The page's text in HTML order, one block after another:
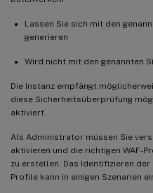
Lassen Sie sich mit den
generieren
Wird nicht mit den genannten
Die Instanz empfängt
diese Sicherheitsüberprüfung
aktiviert.
Als Administrator müssen Sie
aktivieren und die richtigen WAF-
zu erstellen. Das Identifizieren
Profile kann in einigen Szenarien